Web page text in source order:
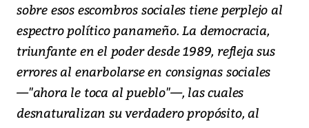
sobre esos escombros sociales tiene perplejo al
espectro político panameño. La democracia,
triunfante en el poder desde 1989, refleja sus
errores al enarbolarse en consignas sociales
—"ahora le toca al pueblo"—, las cuales
desnaturalizan su verdadero propósito, al